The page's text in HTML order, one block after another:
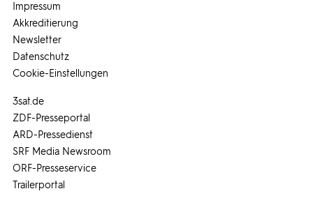
3sat.de
ZDF-Presseportal
ARD-Pressedienst
SRF Media Newsroom
ORF-Presseservice
Trailerportal
Impressum
Akkreditierung
Newsletter
Datenschutz
Cookie-Einstellungen